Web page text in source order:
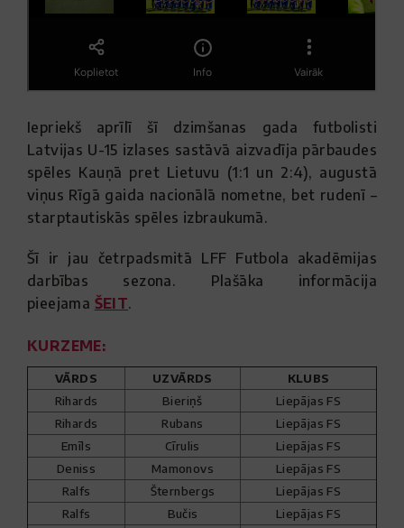
Iepriekš aprīlī šī dzimšanas gada futbolisti
Latvijas U-15 izlases sastāvā aizvadīja pārbaudes
spēles Kauņā pret Lietuvu (1:1 un 2:4), augustā
viņus Rīgā gaida nacionālā nometne, bet rudenī –
starptautiskās spēles izbraukumā.
Šī ir jau četrpadsmitā LFF Futbola akadēmijas
darbības sezona. Plašāka informācija
pieejama ŠEIT.
KURZEME:
VĀRDS UZVĀRDS
KLUBS
Rihards
Bieriņš
Liepājas FS
Rihards
Rubans
Liepājas FS
Emīls
Cīrulis
Liepājas FS
Deniss
Mamonovs
Liepājas FS
Ralfs
Šternbergs
Liepājas FS
Ralfs
Bučis
Liepājas FS